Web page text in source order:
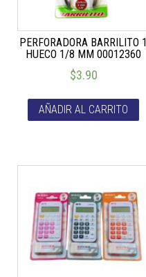
PERFORADORA BARRILITO 1
HUECO 1/8 MM 00012360
$3.90
AÑADIR AL CARRITO